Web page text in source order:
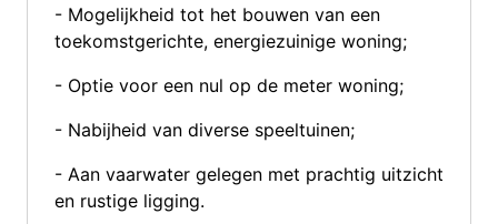
- Mogelijkheid tot het bouwen van een
toekomstgerichte, energiezuinige woning;
- Optie voor een nul op de meter woning;
- Nabijheid van diverse speeltuinen;
- Aan vaarwater gelegen met prachtig uitzicht
en rustige ligging.